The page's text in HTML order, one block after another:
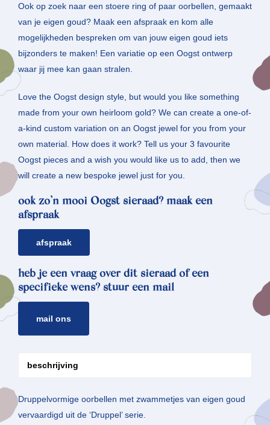
Ook op zoek naar een stoere ring of paar oorbellen, gemaakt
van je eigen goud? Maak een afspraak en kom alle
mogelijkheden bespreken om van jouw eigen goud iets
bijzonders te maken! Een variatie op een Oogst ontwerp
waar jij mee kan gaan stralen.
Love the Oogst design style, but would you like something
made from your own heirloom gold? We can create a one-of-
a-kind custom variation on an Oogst jewel for you from your
own material. How does it work? Tell us your 3 favourite
Oogst pieces and a wish you would like us to add, then we
will create a new bespoke jewel just for you.
ook zo’n mooi Oogst sieraad? maak een
afspraak
afspraak
heb je een vraag over dit sieraad of een
specifieke wens? stuur een mail
mail ons
beschrijving
Druppelvormige oorbellen met zwammetjes van eigen goud
vervaardigd uit de ‘Druppel’ serie.